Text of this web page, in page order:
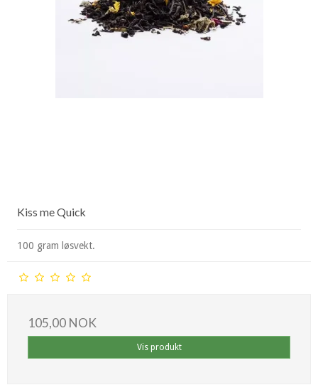
Kiss me Quick
100 gram løsvekt.
105,00 NOK
Vis produkt